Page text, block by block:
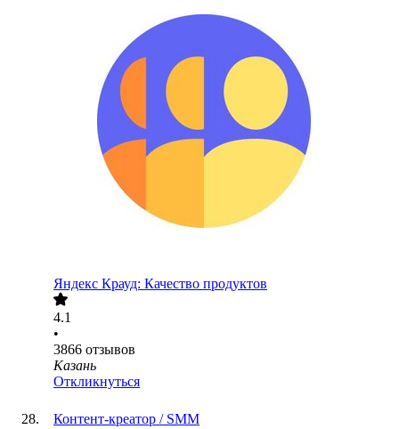
Яндекс Крауд: Качество продуктов
4.1
•
3866 отзывов
Казань
Откликнуться
Контент-креатор / SMM